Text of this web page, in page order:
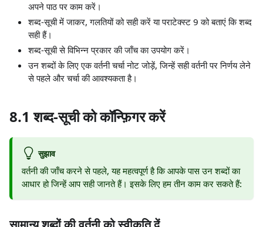
अपने पाठ पर काम करें।
शब्द-सूची में जाकर, गलतियों को सही करें या पराटेक्स्ट 9 को बताएं कि शब्द
सही हैं।
शब्द-सूची से विभिन्न प्रकार की जाँच का उपयोग करें।
उन शब्दों के लिए एक वर्तनी चर्चा नोट जोड़ें, जिन्हें सही वर्तनी पर निर्णय लेने
से पहले और चर्चा की आवश्यकता है।
8.1 शब्द-सूची को कॉन्फ़िगर करें
सुझाव
वर्तनी की जाँच करने से पहले, यह महत्वपूर्ण है कि आपके पास उन शब्दों का
आधार हो जिन्हें आप सही जानते हैं। इसके लिए हम तीन काम कर सकते हैं: